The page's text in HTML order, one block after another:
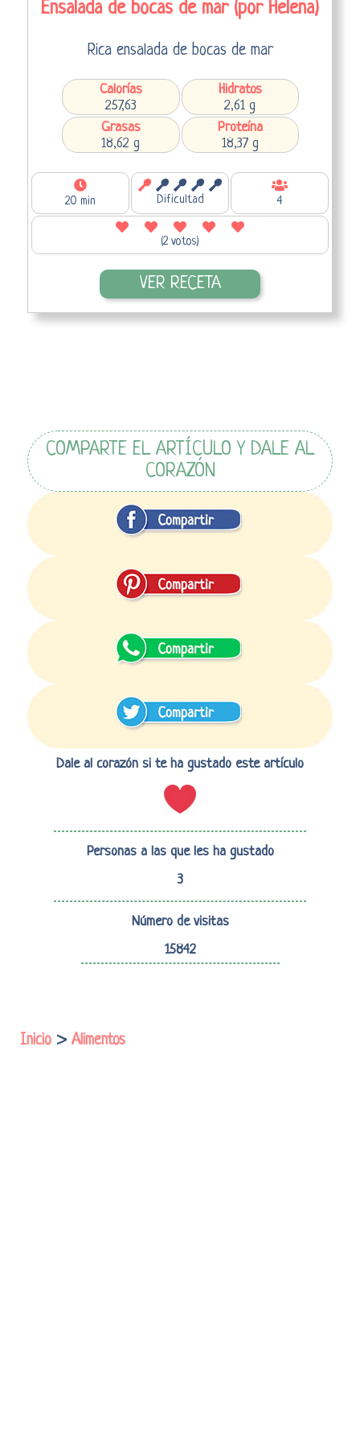
Ensalada de bocas de mar (por Helena)
Rica ensalada de bocas de mar
Calorías
257,63
Hidratos
2,61 g
Grasas
18,62 g
Proteína
18,37 g
20 min Dificultad 4
(2 votos)
VER RECETA
COMPARTE EL ARTÍCULO Y DALE AL
CORAZÓN
Dale al corazón si te ha gustado este artículo
Personas a las que les ha gustado
3
Número de visitas
15842
Inicio > Alimentos